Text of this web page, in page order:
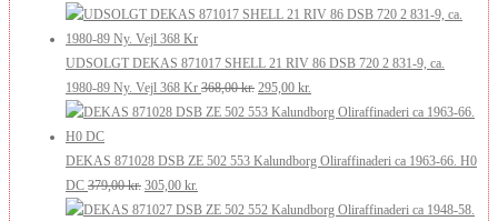
349,00 kr..299,00 kr..
oprindelige
pris
var:
369,00 kr..
aktuelle
pris
er:
295,00 kr..
UDSOLGT DEKAS 871017 SHELL 21 RIV 86 DSB 720 2 831-9, ca.
1980-89 Ny. Vejl 368 Kr 368,00kr. Den
oprindelige
var:
295,00 kr.
aktuelle
er:
DEKAS 871028 DSB ZE 502 553 Kalundborg Oliraffinaderi ca 1963-66. H0
DC 379,00kr. Den
oprindelige
305,00 kr.
aktuelle